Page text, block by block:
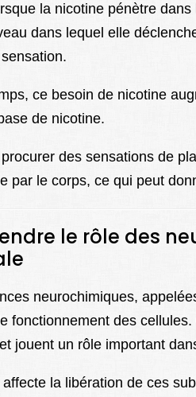
la nicotine pénètre
dans lequel elle
ce besoin de nicotine
de nicotine.
des sensations de
par le corps, ce qui peut
le rôle des
neurochimiques,
fonctionnement des
jouent un rôle important
la libération de ces